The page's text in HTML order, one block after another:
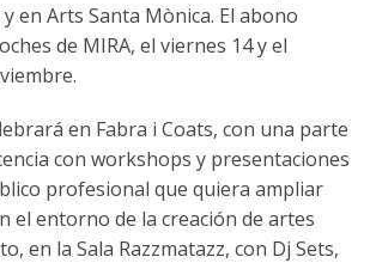
en Arts Santa Mònica. El abono
de MIRA, el viernes 14 y el
en Fabra i Coats, con una parte
con workshops y presentaciones
profesional que quiera ampliar
el entorno de la creación de artes
en la Sala Razzmatazz, con Dj Sets,